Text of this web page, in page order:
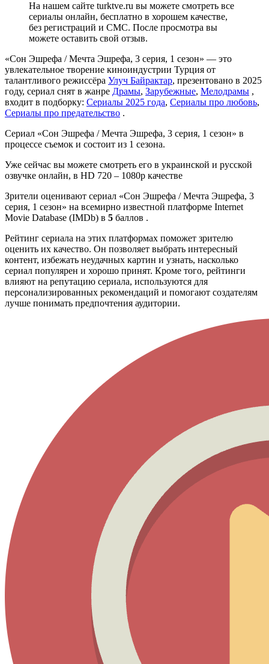
На нашем сайте turktve.ru вы можете смотреть все
сериалы онлайн, бесплатно в хорошем качестве,
без регистраций и СМС. После просмотра вы
можете оставить свой отзыв.
«Сон Эшрефа / Мечта Эшрефа, 3 серия, 1 сезон» — это
увлекательное творение киноиндустрии Турция от
талантливого режиссёра Улуч Байрактар, презентовано в 2025
году, сериал снят в жанре Драмы, Зарубежные, Мелодрамы ,
входит в подборку: Сериалы 2025 года, Сериалы про любовь,
Сериалы про предательство .
Сериал «Сон Эшрефа / Мечта Эшрефа, 3 серия, 1 сезон» в
процессе съемок и состоит из 1 сезона.
Уже сейчас вы можете смотреть его в украинской и русской
озвучке онлайн, в HD 720 – 1080p качестве
Зрители оценивают сериал «Сон Эшрефа / Мечта Эшрефа, 3
серия, 1 сезон» на всемирно известной платформе Internet
Movie Database (IMDb) в 5 баллов .
Рейтинг сериала на этих платформах поможет зрителю
оценить их качество. Он позволяет выбрать интересный
контент, избежать неудачных картин и узнать, насколько
сериал популярен и хорошо принят. Кроме того, рейтинги
влияют на репутацию сериала, используются для
персонализированных рекомендаций и помогают создателям
лучше понимать предпочтения аудитории.